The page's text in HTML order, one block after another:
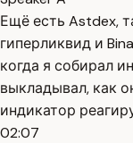
Ещё есть Astdex,
гиперликвид и
когда я собирал
выкладывал, как
индикатор
02:07